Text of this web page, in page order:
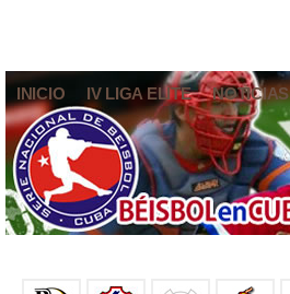
INICIO IV LIGA ELITE NOTICIAS